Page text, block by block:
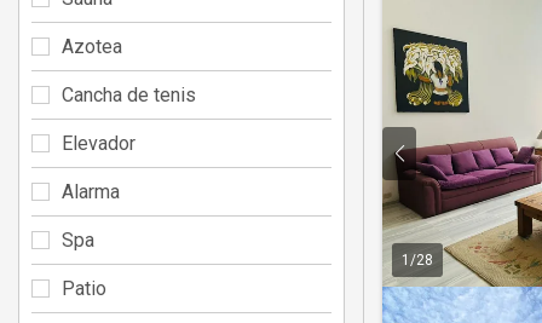
1 /28
Azotea
Cancha de tenis
Elevador
Alarma
Spa
Patio